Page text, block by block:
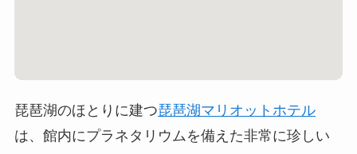
琵琶湖のほとりに建つ琵琶湖マリオットホテル
は、館内にプラネタリウムを備えた非常に珍しい